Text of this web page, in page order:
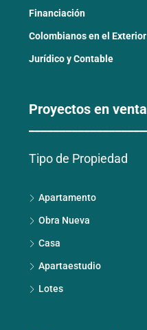
Financiación
Colombianos en el Exterior
Jurídico y Contable
Proyectos en venta
Tipo de Propiedad
Apartamento
Obra Nueva
Casa
Apartaestudio
Lotes